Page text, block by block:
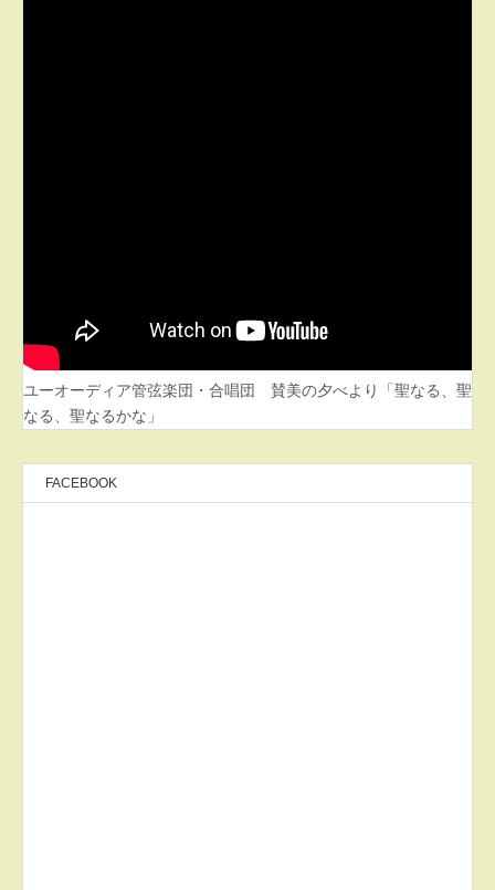
ユーオーディア管弦楽団・合唱団 賛美の夕べより「聖なる、聖
なる、聖なるかな」
FACEBOOK